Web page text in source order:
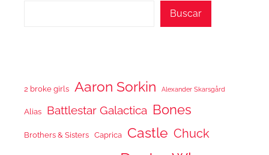
Buscar
2 broke girls Aaron Sorkin Alexander Skarsgård
Alias Battlestar Galactica Bones
Brothers & Sisters Caprica Castle Chuck